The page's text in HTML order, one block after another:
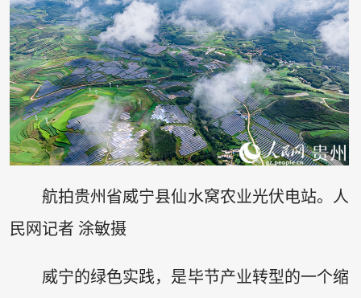
航拍贵州省威宁县仙水窝农业光伏电站。人
民网记者 涂敏摄
威宁的绿色实践，是毕节产业转型的一个缩